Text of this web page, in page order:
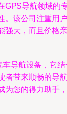
GPS导航领域的
。该公司注重用户
强大，而且价格亲
导航设备，它结
者带来顺畅的导航
为您的得力助手，